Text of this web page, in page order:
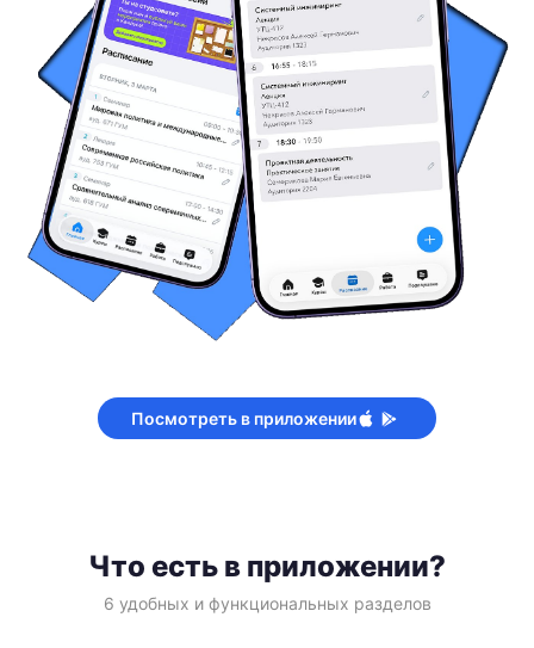
Посмотреть в приложении
Что есть в приложении?
6 удобных и функциональных разделов